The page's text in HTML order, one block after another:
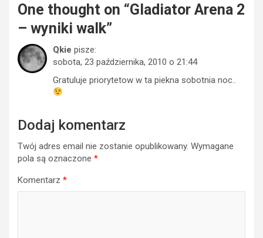
One thought on “Gladiator Arena 2
– wyniki walk”
Qkie pisze:
sobota, 23 października, 2010 o 21:44
Gratuluje priorytetow w ta piekna sobotnia noc..
Dodaj komentarz
Twój adres email nie zostanie opublikowany. Wymagane
pola są oznaczone *
Komentarz *